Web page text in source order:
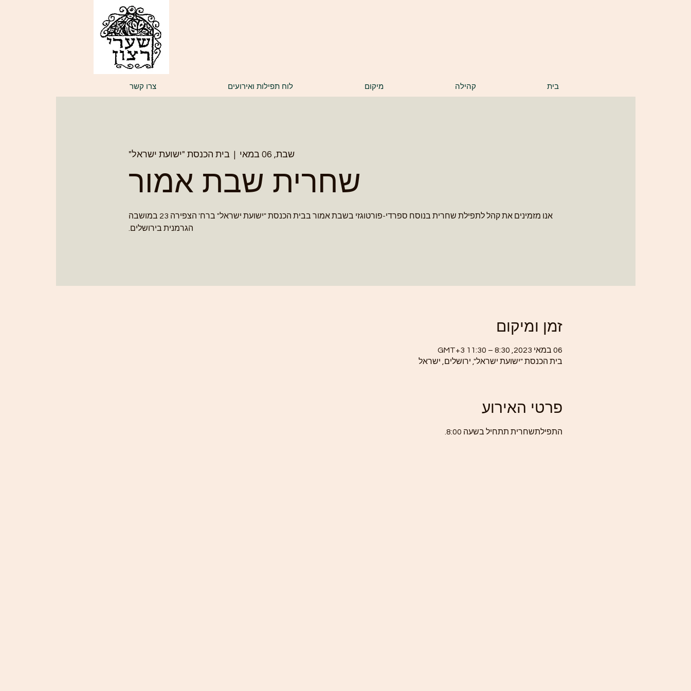
צרו קשר לוח תפילות ואירועים מיקום קהילה בית
שבת, 06 במאי
  |
בית הכנסת "ישועת ישראל"
שחרית שבת אמור
אנו מזמינים את קהל לתפילת שחרית בנוסח ספרדי-פורטוגזי בשבת אמור בבית הכנסת "ישועת ישראל" ברח' הצפירה 23 במושבה
הגרמנית בירושלים.
זמן ומיקום
06 במאי 2023, 8:30 – 11:30 GMT‎+3‎
בית הכנסת "ישועת ישראל", ירושלים, ישראל
פרטי האירוע
התפילתשחרית תתחיל בשעה 8:00.